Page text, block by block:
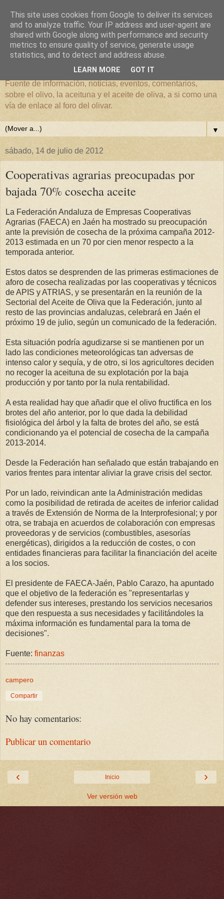
El mundo del Olivar
Fuente de información, noticias, eventos, comentarios,
sobre el olivo, la aceituna y el aceite de oliva, a si como una
vía de enlace al foro del olivar.
▼
sábado, 14 de julio de 2012
Cooperativas agrarias preocupadas por
bajada 70% cosecha aceite
La Federación Andaluza de Empresas Cooperativas
Agrarias (FAECA) en Jaén ha mostrado su preocupación
ante la previsión de cosecha de la próxima campaña 2012-
2013 estimada en un 70 por cien menor respecto a la
temporada anterior.
Estos datos se desprenden de las primeras estimaciones de
aforo de cosecha realizadas por las cooperativas y técnicos
de APIS y ATRIAS, y se presentarán en la reunión de la
Sectorial del Aceite de Oliva que la Federación, junto al
resto de las provincias andaluzas, celebrará en Jaén el
próximo 19 de julio, según un comunicado de la federación.
Esta situación podría agudizarse si se mantienen por un
lado las condiciones meteorológicas tan adversas de
intenso calor y sequía, y de otro, si los agricultores deciden
no recoger la aceituna de su explotación por la baja
producción y por tanto por la nula rentabilidad.
A esta realidad hay que añadir que el olivo fructifica en los
brotes del año anterior, por lo que dada la debilidad
fisiológica del árbol y la falta de brotes del año, se está
condicionando ya el potencial de cosecha de la campaña
2013-2014.
Desde la Federación han señalado que están trabajando en
varios frentes para intentar aliviar la grave crisis del sector.
Por un lado, reivindican ante la Administración medidas
como la posibilidad de retirada de aceites de inferior calidad
a través de Extensión de Norma de la Interprofesional; y por
otra, se trabaja en acuerdos de colaboración con empresas
proveedoras y de servicios (combustibles, asesorías
energéticas), dirigidos a la reducción de costes, o con
entidades financieras para facilitar la financiación del aceite
a los socios.
El presidente de FAECA-Jaén, Pablo Carazo, ha apuntado
que el objetivo de la federación es "representarlas y
defender sus intereses, prestando los servicios necesarios
que den respuesta a sus necesidades y facilitándoles la
máxima información es fundamental para la toma de
decisiones".
Fuente: finanzas
campero
Compartir
No hay comentarios:
Publicar un comentario
‹ ›
Inicio
Ver versión web
This site uses cookies from Google to deliver its services
and to analyze traffic. Your IP address and user-agent are
shared with Google along with performance and security
metrics to ensure quality of service, generate usage
statistics, and to detect and address abuse.
LEARN MORE GOT IT